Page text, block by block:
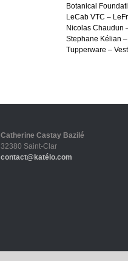
Botanical
LeCab VTC –
Nicolas Chaudun
Stephane Kélian
Tupperware –
Catherine Castay Bazilé
32380 Saint-Clar
contact@katélo.com